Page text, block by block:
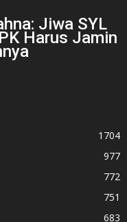
Jiwa SYL
Harus Jamin
1704
977
772
751
683